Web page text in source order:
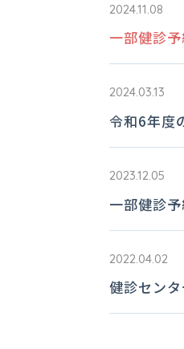
2024.11.08
一部健診
2024.03.13
令和6年度
2023.12.05
一部健診
2022.04.02
健診セン